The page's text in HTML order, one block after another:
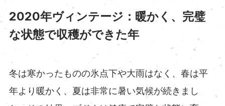
2020年ヴィンテージ：暖かく、完璧
な状態で収穫ができた年
冬は寒かったものの氷点下や大雨はなく、春は平
年より暖かく、夏は非常に暑い気候が続きまし